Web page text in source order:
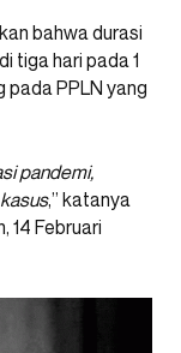
bahwa durasi
tiga hari pada 1
PPLN yang
pandemi,
,” katanya
14 Februari